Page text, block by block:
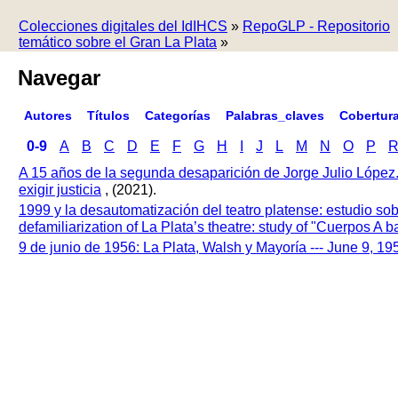
Colecciones digitales del IdIHCS » RepoGLP - Repositorio
temático sobre el Gran La Plata »
Navegar
Autores Títulos Categorías Palabras_claves
0-9 A B C D E F G H J L M N O P
R
A 15 años de la segunda desaparición de Jorge Julio
exigir justicia , (2021).
1999 y la desautomatización del teatro platense: estudio
defamiliarization of La Plata’s theatre: study of "Cuerpos A
9 de junio de 1956: La Plata, Walsh y Mayoría --- June 9,